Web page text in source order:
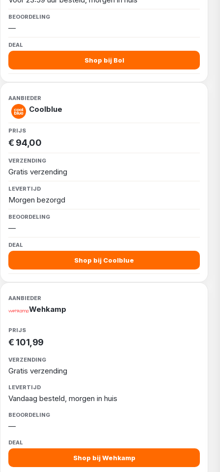
—
Shop bij Bol
Coolblue
€ 94,00
Gratis verzending
Morgen bezorgd
—
Shop bij Coolblue
Wehkamp
€ 101,99
Gratis verzending
Vandaag besteld, morgen in huis
—
Shop bij Wehkamp